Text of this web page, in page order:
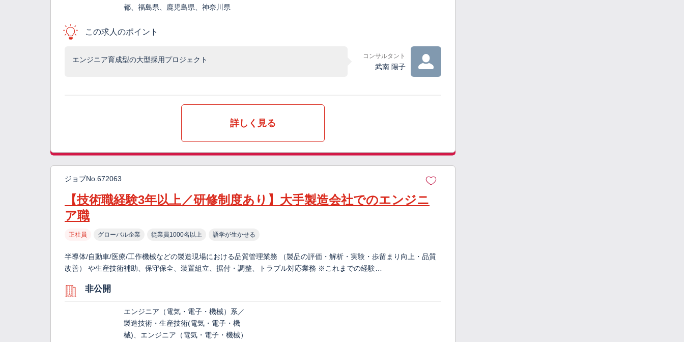
都、福島県、鹿児島県、神奈川県
この求人のポイント
エンジニア育成型の大型採用プロジェクト コンサルタント
武南 陽子
詳しく見る
ジョブNo.672063
【技術職経験3年以上／研修制度あり】大手製造会社でのエンジニ
ア職
正社員 グローバル企業 従業員1000名以上 語学が生かせる
半導体/自動車/医療/工作機械などの製造現場における品質管理業務 （製品の評価・解析・実験・歩留まり向上・品質
改善） や生産技術補助、保守保全、装置組立、据付・調整、トラブル対応業務 ※これまでの経験…
非公開
エンジニア（電気・電子・機械）系／
製造技術・生産技術(電気・電子・機
械)、エンジニア（電気・電子・機械）